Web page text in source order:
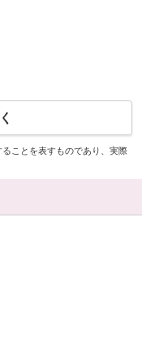
ことを表すものであり、実際